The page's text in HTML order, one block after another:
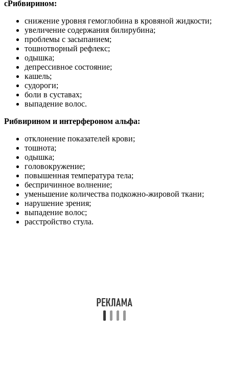
сРибвирином:
снижение уровня гемоглобина в кровяной жидкости;
увеличение содержания билирубина;
проблемы с засыпанием;
тошнотворный рефлекс;
одышка;
депрессивное состояние;
кашель;
судороги;
боли в суставах;
выпадение волос.
Рибвирином и интерфероном альфа:
отклонение показателей крови;
тошнота;
одышка;
головокружение;
повышенная температура тела;
беспричинное волнение;
уменьшение количества подкожно-жировой ткани;
нарушение зрения;
выпадение волос;
расстройство стула.